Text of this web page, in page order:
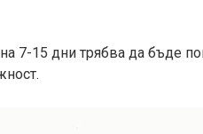
7-15 дни трябва да бъде